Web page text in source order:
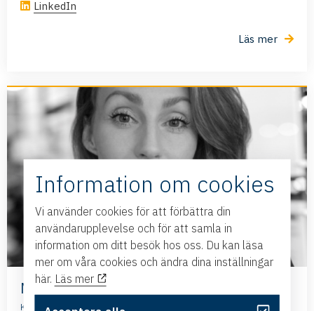
LinkedIn
Läs mer
Mikaela Hedberg
Koncern- och verksamhetschef, VAL-BO Holding AB
Information om cookies
Vi använder cookies för att förbättra din
användarupplevelse och för att samla in
information om ditt besök hos oss. Du kan läsa
mer om våra cookies och ändra dina inställningar
här. Läs mer